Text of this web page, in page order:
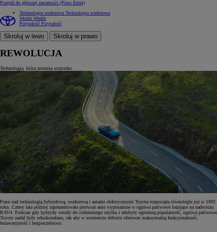
Przejdź do głównej zawartości (Press Enter)
Technologia wodorowa Technologia wodorowa
WodórWodór
Przyszłość Przyszłość
Skroluj w lewo Skroluj w prawo
REWOLUCJA
Technologia, która zmienia wszystko
Prace nad technologią hybrydową, wodorową i autami elektrycznymi Toyota rozpoczęła równolegle już w 1992
roku. Cztery lata później zaprezentowała pierwsze auto wyposażone w ogniwa paliwowe bazujące na nadwoziu
RAV4. Podczas gdy hybrydy weszły do codziennego użytku i zdobyły ogromną popularność, ogniwa paliwowe
Toyoty nadal były udoskonalane, tak aby w momencie debiutu oferować maksymalną funkcjonalność,
bezawaryjność i bezpieczeństwo.